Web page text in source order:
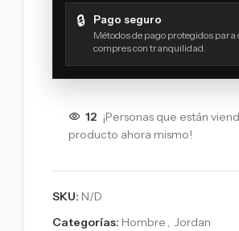
🔒 Pago seguro
Métodos de pago protegidos para
compres con tranquilidad.
12 ¡Personas que están
producto ahora mismo!
SKU: N/D
Categorías: Hombre , Jordan